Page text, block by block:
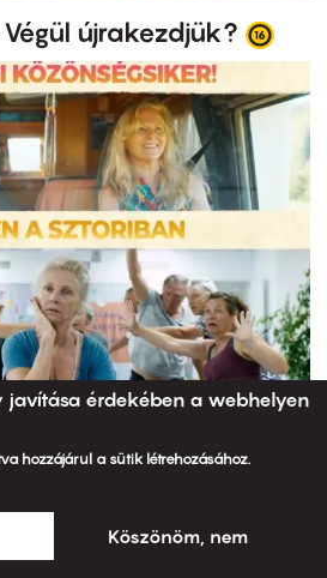
újrakezdjük?
javítása érdekében a webhelyen
hozzájárul a sütik létrehozásához.
Köszönöm, nem